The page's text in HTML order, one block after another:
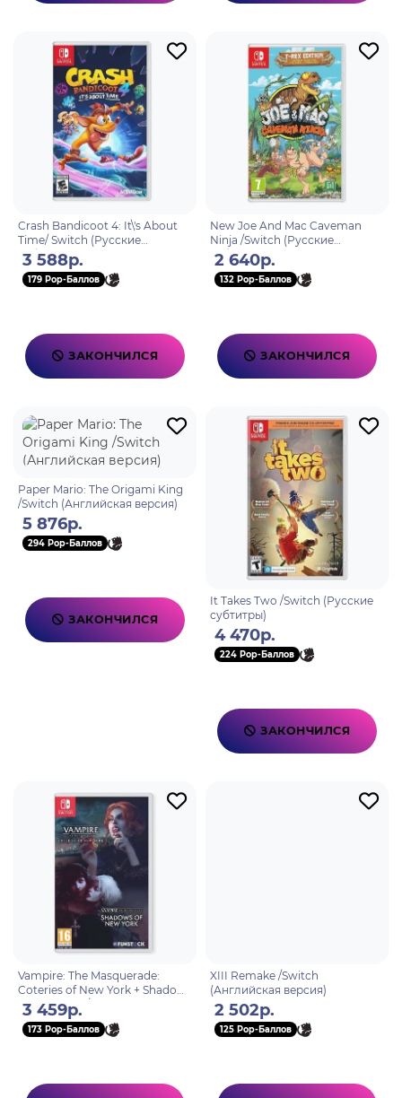
Crash Bandicoot 4: It\'s About
Time/ Switch (Русские
субтитры)
3 588р.
179 Pop-Баллов
ЗАКОНЧИЛСЯ
New Joe And Mac Caveman
Ninja /Switch (Русские
субтитры)
2 640р.
132 Pop-Баллов
ЗАКОНЧИЛСЯ
Paper Mario: The Origami King
/Switch (Английская версия)
5 876р.
294 Pop-Баллов
ЗАКОНЧИЛСЯ
It Takes Two /Switch (Русские
субтитры)
4 470р.
224 Pop-Баллов
ЗАКОНЧИЛСЯ
Vampire: The Masquerade:
Coteries of New York + Shadows
of New York /Switch (Русские
субтитры)
3 459р.
173 Pop-Баллов
XIII Remake /Switch
(Английская версия)
2 502р.
125 Pop-Баллов